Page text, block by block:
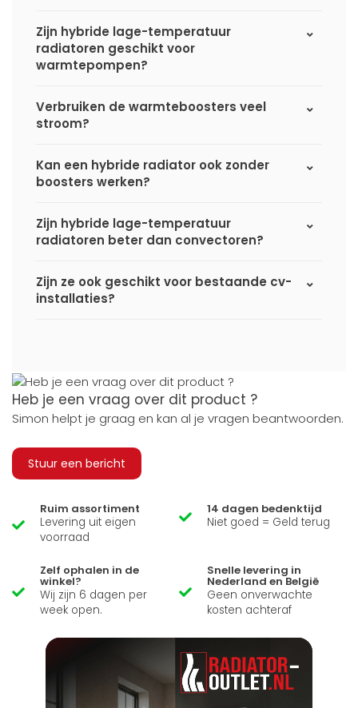
Zijn hybride lage-temperatuur
radiatoren geschikt voor
warmtepompen?
Verbruiken de warmteboosters veel
stroom?
Kan een hybride radiator ook zonder
boosters werken?
Zijn hybride lage-temperatuur
radiatoren beter dan convectoren?
Zijn ze ook geschikt voor bestaande cv-
installaties?
Heb je een vraag over dit product ?
Simon helpt je graag en kan al je vragen beantwoorden.
Stuur een bericht
Ruim assortiment
Levering uit eigen
voorraad
14 dagen bedenktijd
Niet goed = Geld terug
Zelf ophalen in de
winkel?
Wij zijn 6 dagen per
week open.
Snelle levering in
Nederland en België
Geen onverwachte
kosten achteraf